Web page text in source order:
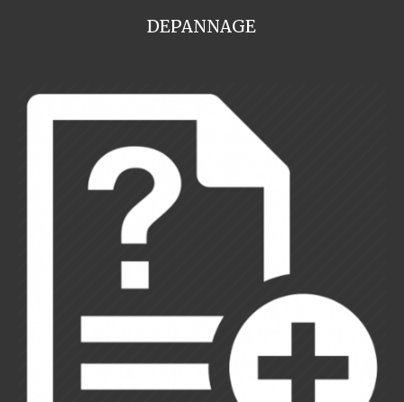
DEPANNAGE